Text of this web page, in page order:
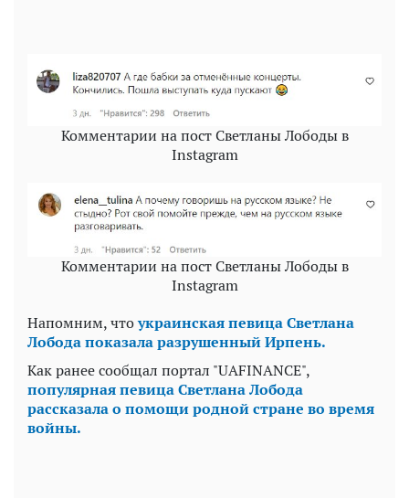
Комментарии на пост Светланы Лободы в
Instagram
Комментарии на пост Светланы Лободы в
Instagram
Напомним, чтоукраинская певица Светлана
Лобода показала разрушенный Ирпень.
Как ранее сообщал портал "UAFINANCE",
популярная певица Светлана Лобода
рассказала о помощи родной стране во время
войны.